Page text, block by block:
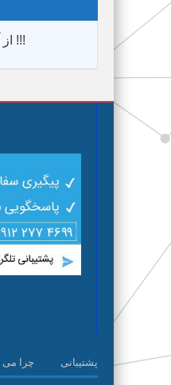
از آخرین تخفیف ها سایت مطلع شوید !!!
چرا می پشتیبانی